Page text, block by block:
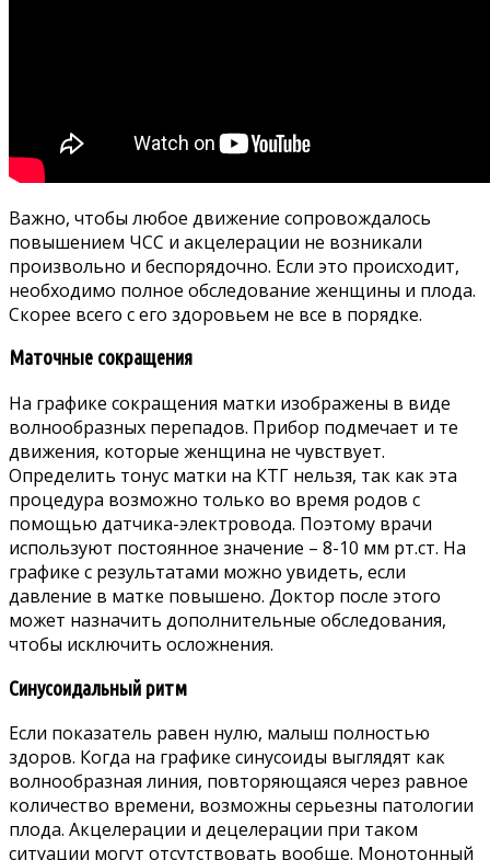
Важно, чтобы любое движение сопровождалось
повышением ЧСС и акцелерации не возникали
произвольно и беспорядочно. Если это происходит,
необходимо полное обследование женщины и плода.
Скорее всего с его здоровьем не все в порядке.
Маточные сокращения
На графике сокращения матки изображены в виде
волнообразных перепадов. Прибор подмечает и те
движения, которые женщина не чувствует.
Определить тонус матки на КТГ нельзя, так как эта
процедура возможно только во время родов с
помощью датчика-электровода. Поэтому врачи
используют постоянное значение – 8-10 мм рт.ст. На
графике с результатами можно увидеть, если
давление в матке повышено. Доктор после этого
может назначить дополнительные обследования,
чтобы исключить осложнения.
Синусоидальный ритм
Если показатель равен нулю, малыш полностью
здоров. Когда на графике синусоиды выглядят как
волнообразная линия, повторяющаяся через равное
количество времени, возможны серьезны патологии
плода. Акцелерации и децелерации при таком
ситуации могут отсутствовать вообще. Монотонный